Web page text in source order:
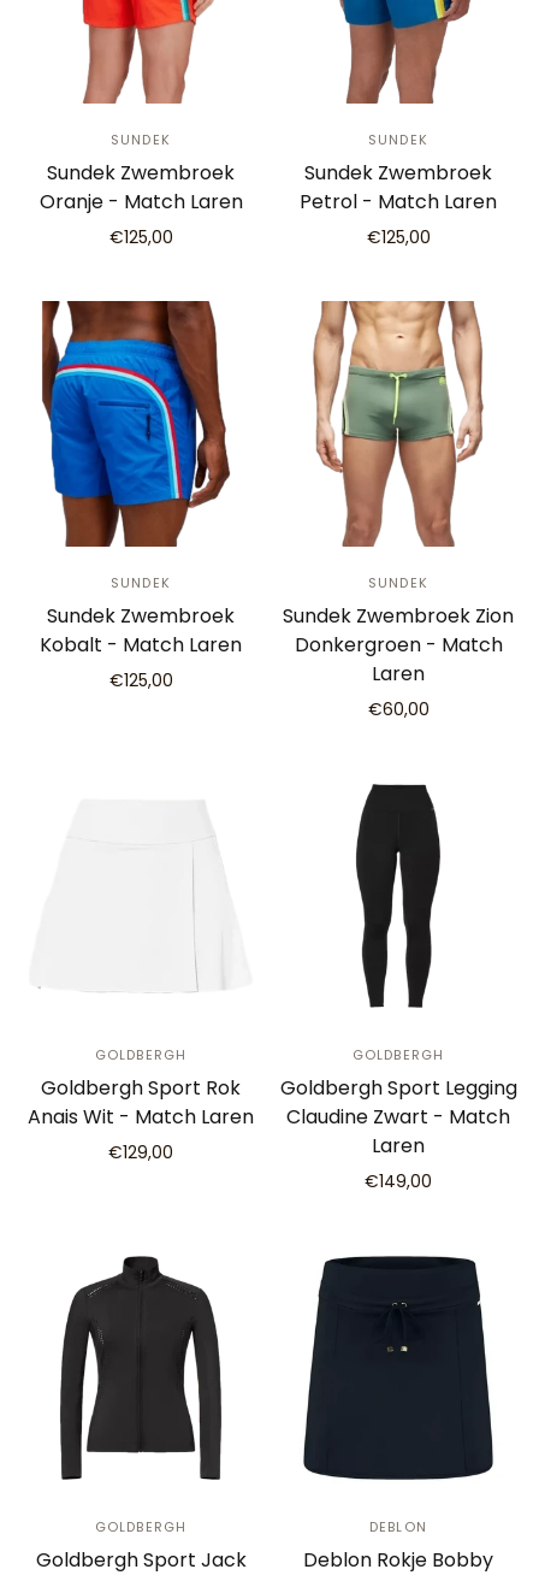
SUNDEK
Sundek Zwembroek
Oranje - Match Laren
€125,00
SUNDEK
Sundek Zwembroek
Petrol - Match Laren
€125,00
SUNDEK
Sundek Zwembroek
Kobalt - Match Laren
€125,00
SUNDEK
Sundek Zwembroek Zion
Donkergroen - Match
Laren
€60,00
GOLDBERGH
Goldbergh Sport Rok
Anais Wit - Match Laren
€129,00
GOLDBERGH
Goldbergh Sport Legging
Claudine Zwart - Match
Laren
€149,00
GOLDBERGH
Goldbergh Sport Jack
DEBLON
Deblon Rokje Bobby